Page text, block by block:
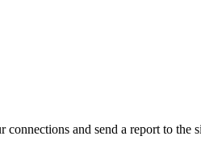
and send a report to the